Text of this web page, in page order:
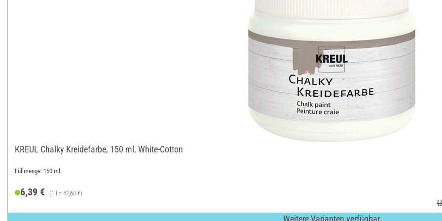
KREUL Chalky Kreidefarbe, 150 ml, White-Cotton
Füllmenge: 150 ml
6,39 € (1 l = 42,60 €)
Weitere Varianten verfügbar